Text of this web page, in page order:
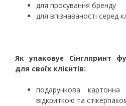
для просування бренду
для впізнаваності серед
Як упаковує Сінглпринт
для своїх клієнтів:
подарункова
відкриткою та